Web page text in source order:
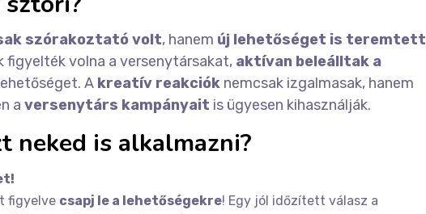
szórakoztató volt, hanem új lehetőséget is teremtett
figyelték volna a versenytársakat, aktívan beleálltak a
A kreatív reakciók nemcsak izgalmasak, hanem
a versenytárs kampányait is ügyesen kihasználják.
neked is alkalmazni?
figyelve csapj le a lehetőségekre! Egy jól időzített válasz a